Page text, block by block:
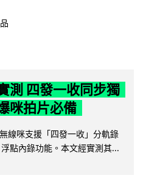
測 四發一收同步獨
咪拍片必備
線咪支援「四發一收」分軌錄
點內錄功能。本文經實測其...